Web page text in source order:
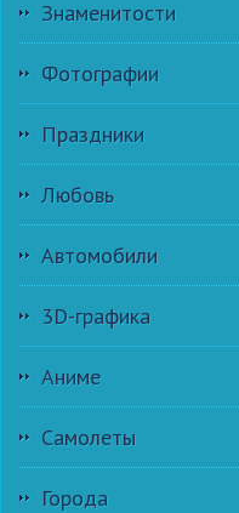
Знаменитости
Фотографии
Праздники
Любовь
Автомобили
3D-графика
Аниме
Самолеты
Города